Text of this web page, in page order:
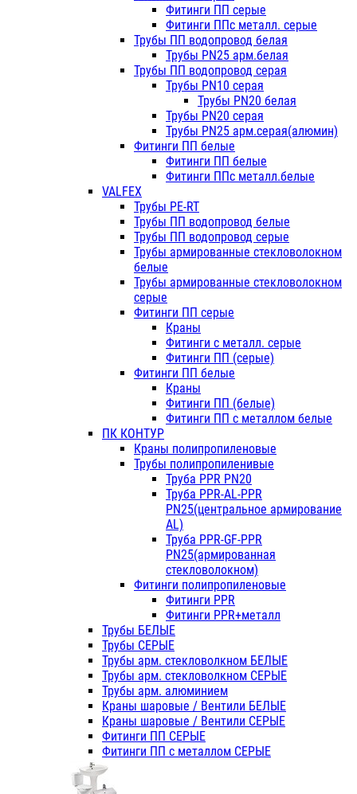
Фитинги ПП серые
Фитинги ППс металл. серые
Трубы ПП водопровод белая
Трубы PN25 арм.белая
Трубы ПП водопровод серая
Трубы PN10 серая
Трубы PN20 белая
Трубы PN20 серая
Трубы PN25 арм.серая(алюмин)
Фитинги ПП белые
Фитинги ПП белые
Фитинги ППс металл.белые
VALFEX
Трубы PE-RT
Трубы ПП водопровод белые
Трубы ПП водопровод серые
Трубы армированные стекловолокном
белые
Трубы армированные стекловолокном
серые
Фитинги ПП серые
Краны
Фитинги с металл. серые
Фитинги ПП (серые)
Фитинги ПП белые
Краны
Фитинги ПП (белые)
Фитинги ПП с металлом белые
ПК КОНТУР
Краны полипропиленовые
Трубы полипропиленивые
Труба PPR PN20
Труба PPR-AL-PPR
PN25(центральное армирование
AL)
Труба PPR-GF-PPR
PN25(армированная
стекловолокном)
Фитинги полипропиленовые
Фитинги PPR
Фитинги PPR+металл
Трубы БЕЛЫЕ
Трубы СЕРЫЕ
Трубы арм. стекловолкном БЕЛЫЕ
Трубы арм. стекловолкном СЕРЫЕ
Трубы арм. алюминием
Краны шаровые / Вентили БЕЛЫЕ
Краны шаровые / Вентили СЕРЫЕ
Фитинги ПП СЕРЫЕ
Фитинги ПП с металлом СЕРЫЕ